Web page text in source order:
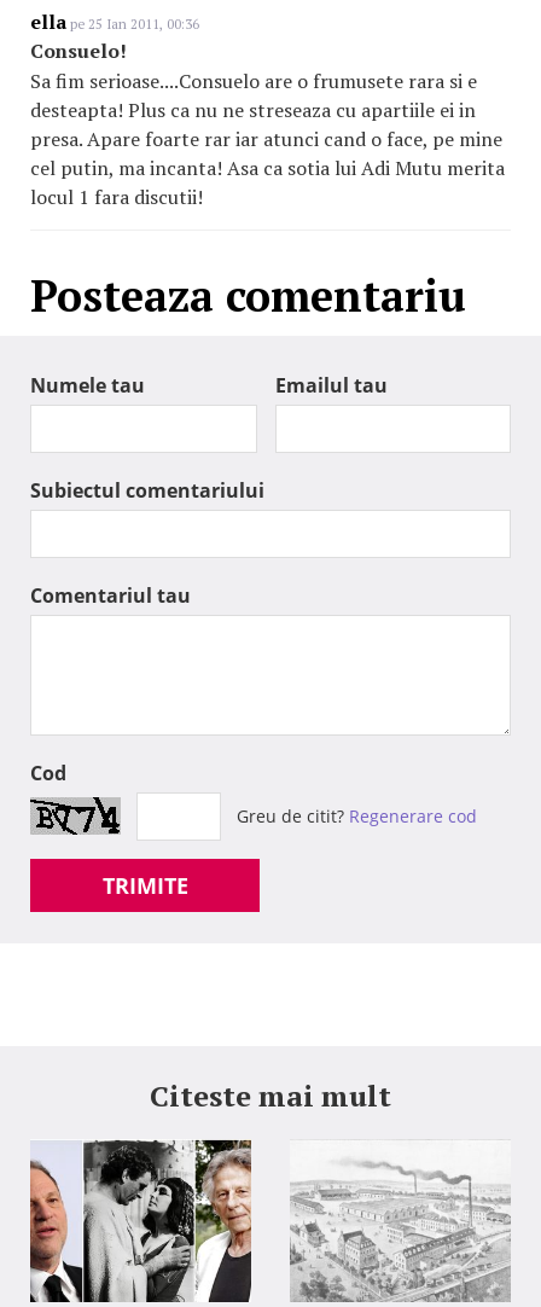
ella pe 25 Ian 2011, 00:36
Consuelo!
Sa fim serioase....Consuelo are o frumusete rara si e
desteapta! Plus ca nu ne streseaza cu apartiile ei in
presa. Apare foarte rar iar atunci cand o face, pe mine
cel putin, ma incanta! Asa ca sotia lui Adi Mutu merita
locul 1 fara discutii!
Posteaza comentariu
Numele tau Emailul tau
Subiectul comentariului
Comentariul tau
Cod
Greu de citit? Regenerare cod
TRIMITE
Citeste mai mult